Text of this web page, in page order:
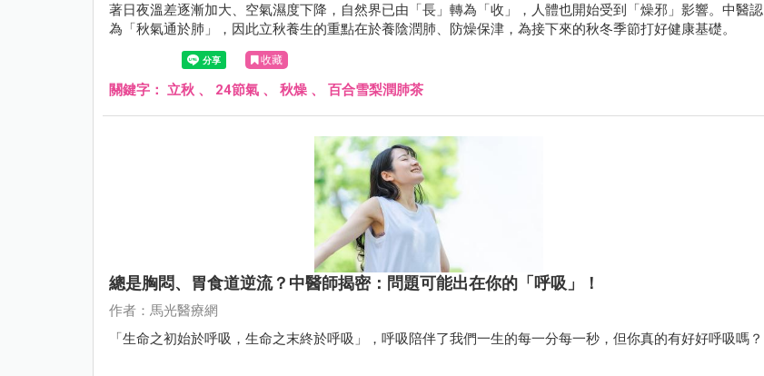
著日夜溫差逐漸加大、空氣濕度下降，自然界已由「長」轉為「收」，人體也開始受到「燥邪」影響。中醫認
為「秋氣通於肺」，因此立秋養生的重點在於養陰潤肺、防燥保津，為接下來的秋冬季節打好健康基礎。
收藏
關鍵字： 立秋 、 24節氣 、 秋燥 、 百合雪梨潤肺茶
總是胸悶、胃食道逆流？中醫師揭密：問題可能出在你的「呼吸」！
作者：馬光醫療網
「生命之初始於呼吸，生命之末終於呼吸」，呼吸陪伴了我們一生的每一分每一秒，但你真的有好好呼吸嗎？